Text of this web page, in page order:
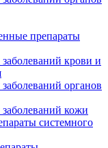
препараты
крови и
органов
кожи
системного